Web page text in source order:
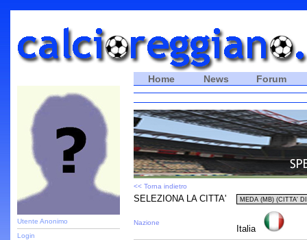
Utente Anonimo
Login
Home News Forum
<< Torna indietro
SELEZIONA LA CITTA'
Nazione
Italia